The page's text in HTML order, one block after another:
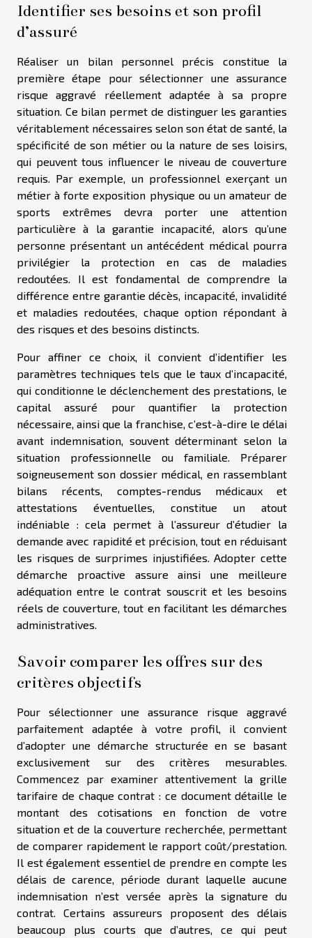
Identifier ses besoins et son profil
d’assuré
Réaliser un bilan personnel précis constitue la
première étape pour sélectionner une assurance
risque aggravé réellement adaptée à sa propre
situation. Ce bilan permet de distinguer les garanties
véritablement nécessaires selon son état de santé, la
spécificité de son métier ou la nature de ses loisirs,
qui peuvent tous influencer le niveau de couverture
requis. Par exemple, un professionnel exerçant un
métier à forte exposition physique ou un amateur de
sports extrêmes devra porter une attention
particulière à la garantie incapacité, alors qu’une
personne présentant un antécédent médical pourra
privilégier la protection en cas de maladies
redoutées. Il est fondamental de comprendre la
différence entre garantie décès, incapacité, invalidité
et maladies redoutées, chaque option répondant à
des risques et des besoins distincts.
Pour affiner ce choix, il convient d’identifier les
paramètres techniques tels que le taux d’incapacité,
qui conditionne le déclenchement des prestations, le
capital assuré pour quantifier la protection
nécessaire, ainsi que la franchise, c’est-à-dire le délai
avant indemnisation, souvent déterminant selon la
situation professionnelle ou familiale. Préparer
soigneusement son dossier médical, en rassemblant
bilans récents, comptes-rendus médicaux et
attestations éventuelles, constitue un atout
indéniable : cela permet à l’assureur d’étudier la
demande avec rapidité et précision, tout en réduisant
les risques de surprimes injustifiées. Adopter cette
démarche proactive assure ainsi une meilleure
adéquation entre le contrat souscrit et les besoins
réels de couverture, tout en facilitant les démarches
administratives.
Savoir comparer les offres sur des
critères objectifs
Pour sélectionner une assurance risque aggravé
parfaitement adaptée à votre profil, il convient
d’adopter une démarche structurée en se basant
exclusivement sur des critères mesurables.
Commencez par examiner attentivement la grille
tarifaire de chaque contrat : ce document détaille le
montant des cotisations en fonction de votre
situation et de la couverture recherchée, permettant
de comparer rapidement le rapport coût/prestation.
Il est également essentiel de prendre en compte les
délais de carence, période durant laquelle aucune
indemnisation n’est versée après la signature du
contrat. Certains assureurs proposent des délais
beaucoup plus courts que d’autres, ce qui peut